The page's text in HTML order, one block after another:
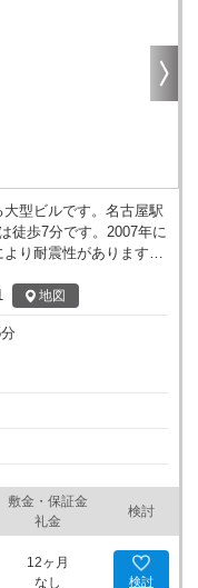
型ビルです。名古屋駅
徒歩7分です。2007年に
り耐震性があります。
ロアで、すっきりとし
食店向けの物件です。周
ません。カーシェアリ
。大通りに位置してお
地のため、移動に便利
地図
分
敷金・保証金
礼金
検討
12ヶ月
なし
検討